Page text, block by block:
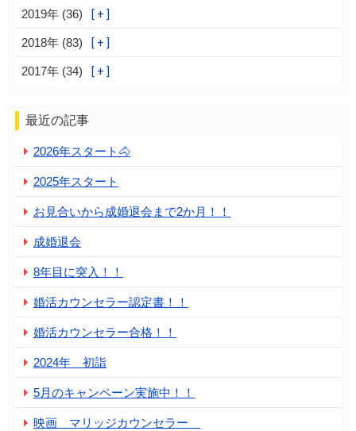
2019年 (36)
2018年 (83)
2017年 (34)
最近の記事
2026年スタート🐴
2025年スタート
お見合いから成婚退会まで2か月！！
成婚退会
8年目に突入！！
婚活カウンセラー認定書！！
婚活カウンセラー合格！！
2024年 初詣
5月のキャンペーン実施中！！
映画 マリッジカウンセラー